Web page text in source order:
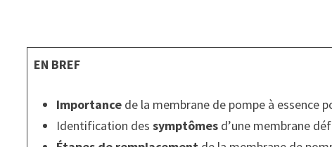
EN BREF
Importance de la membrane de pompe à essence
Identification dessymptômes d’une membrane